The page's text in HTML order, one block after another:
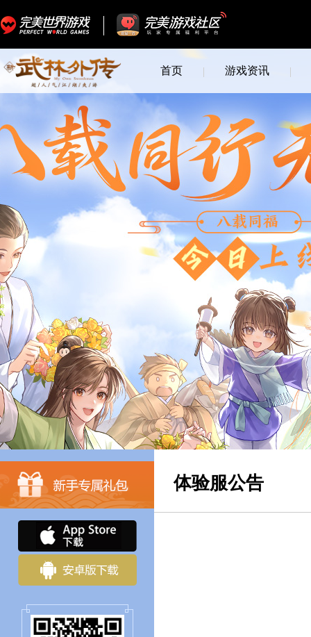
首页 游戏资讯
体验服公告